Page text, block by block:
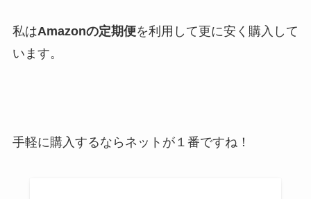
私はAmazonの定期便を利用して更に安く購入して
います。
手軽に購入するならネットが１番ですね！